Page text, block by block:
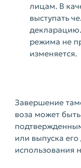
лицам. В
выступать
режима не
изменяется.
Завершение
воза может
или выпуска
использования